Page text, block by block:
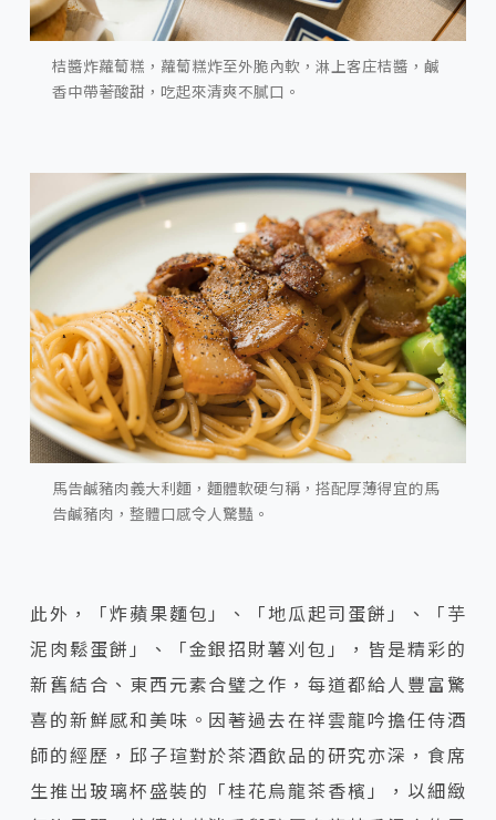
桔醬炸蘿蔔糕，蘿蔔糕炸至外脆內軟，淋上客庄桔醬，鹹
香中帶著酸甜，吃起來清爽不膩口。
馬告鹹豬肉義大利麵，麵體軟硬勻稱，搭配厚薄得宜的馬
告鹹豬肉，整體口感令人驚豔。
此外，「炸蘋果麵包」、「地瓜起司蛋餅」、「芋
泥肉鬆蛋餅」、「金銀招財薯刈包」，皆是精彩的
新舊結合、東西元素合璧之作，每道都給人豐富驚
喜的新鮮感和美味。因著過去在祥雲龍吟擔任侍酒
師的經歷，邱子瑄對於茶酒飲品的研究亦深，食席
生推出玻璃杯盛裝的「桂花烏龍茶香檳」，以細緻